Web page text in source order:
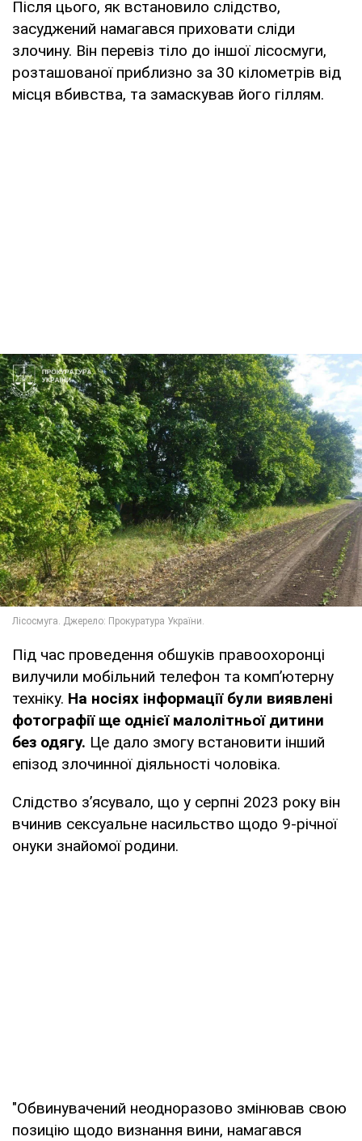
Після цього, як встановило слідство,
засуджений намагався приховати сліди
злочину. Він перевіз тіло до іншої лісосмуги,
розташованої приблизно за 30 кілометрів від
місця вбивства, та замаскував його гіллям.
Під час проведення обшуків правоохоронці
вилучили мобільний телефон та комп’ютерну
техніку. На носіях інформації були виявлені
фотографії ще однієї малолітньої дитини
без одягу. Це дало змогу встановити інший
епізод злочинної діяльності чоловіка.
Слідство з’ясувало, що у серпні 2023 року він
вчинив сексуальне насильство щодо 9-річної
онуки знайомої родини.
"Обвинувачений неодноразово змінював свою
позицію щодо визнання вини, намагався